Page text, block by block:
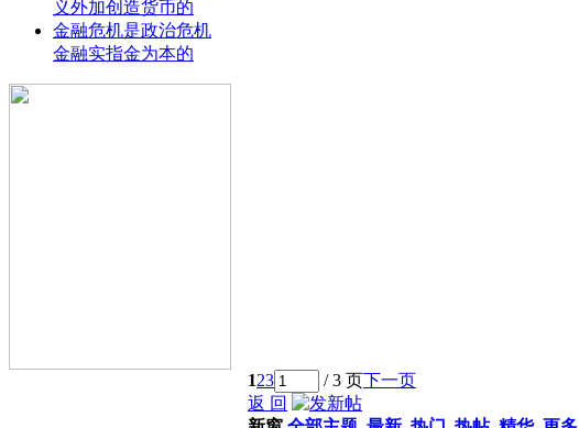
义外加创造货币的
金融危机是政治危机
金融实指金为本的
123 / 3 页下一页
返 回